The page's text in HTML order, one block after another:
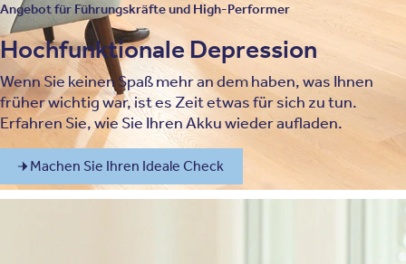
Angebot für Führungskräfte und High-Performer
Hochfunktionale Depression
Wenn Sie keinen Spaß mehr an dem haben, was Ihnen
früher wichtig war, ist es Zeit etwas für sich zu tun.
Erfahren Sie, wie Sie Ihren Akku wieder aufladen.
Machen Sie Ihren Ideale Check